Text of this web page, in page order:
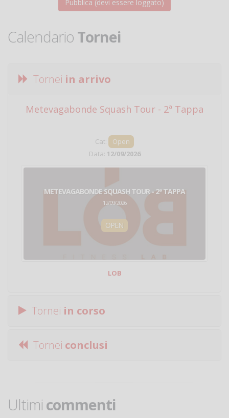
Calendario Tornei
Tornei in arrivo
Metevagabonde Squash Tour - 2ª Tappa
Cat:
Open
Data: 12/09/2026
METEVAGABONDE SQUASH TOUR - 2ª TAPPA
12/09/2026
OPEN
LOB
Tornei in corso
Tornei conclusi
Ultimi commenti